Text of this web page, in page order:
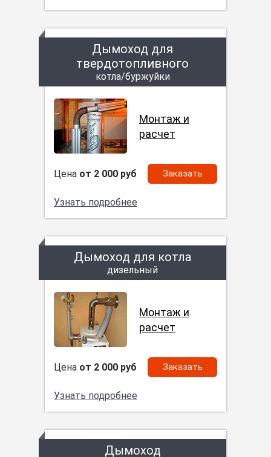
Дымоход для
твердотопливного
котла/буржуйки
Монтаж и
расчет
Цена от 2 000 руб Заказать
Узнать подробнее
Дымоход для котла
дизельный
Монтаж и
расчет
Цена от 2 000 руб Заказать
Узнать подробнее
Дымоход